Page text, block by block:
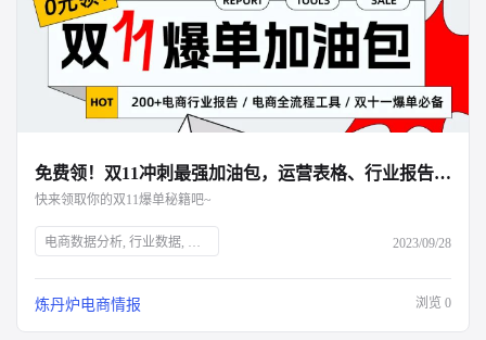
免费领！双11冲刺最强加油包，运营表格、行业报告、面试资料全都有！
快来领取你的双11爆单秘籍吧~
电商数据分析, 行业数据, 品牌数据, 店铺数据, 商品数据, 炼丹炉, 双十一大促, 运营表格, 行业报告, 面试资料, 电商干货包, 免费领取, 大促销售目标规划, 流量渠道复盘, 会员数据复盘, 电商部门绩效晋升, 电商运营利润分析, 出入库明细登记, 库存预警, 电商推广运营计划, 店铺运营每日流水记账, 店铺运营成本统计, 数据洞察, 市场消费趋势, 数字化驱动, 佛系经济, 大健康趋势, 护肤品功能性原料, 户外行业机会点, 男士护肤, 演出经济增长, 年轻人观察 2023/09/28
炼丹炉电商情报 浏览 0